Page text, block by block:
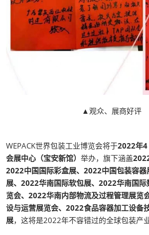
▲观众、展商好评
WEPACK世界包装工业博览会将于2022年4
会展中心（宝安新馆） 举办，旗下涵盖
2022中国国际彩盒展、2022中国包装容
展、2022华南国际软包展、2022华南国
览会、2022华南内部物流及过程管理展览
设与运营展览会、2022食品容器加工设备
展，这将是2022年不容错过的全球包装产